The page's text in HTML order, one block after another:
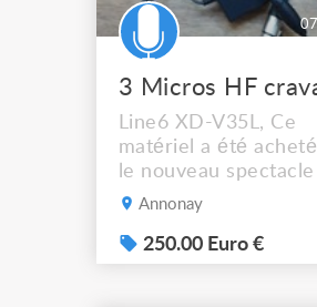
Line6 XD-V35L, Ce
matériel a été
le nouveau
Cie de théâtre
s'étant arrêté, la Cie
plus besoin du
Annonay
250.00 Euro €